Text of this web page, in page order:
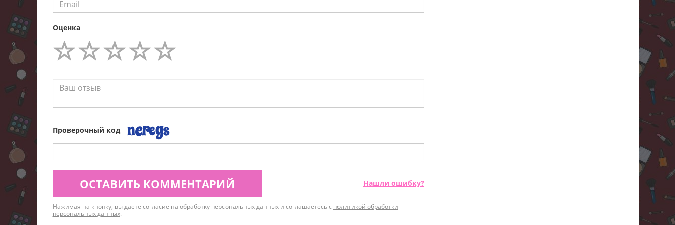
Оценка
Проверочный код
ОСТАВИТЬ КОММЕНТАРИЙ Нашли ошибку?
Нажимая на кнопку, вы даёте согласие на обработку персональных данных и соглашаетесь с политикой обработки
персональных данных.